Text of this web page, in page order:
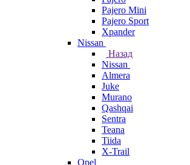
Pajero Mini
Pajero Sport
Xpander
Nissan
Назад
Nissan
Almera
Juke
Murano
Qashqai
Sentra
Teana
Tiida
X-Trail
Opel